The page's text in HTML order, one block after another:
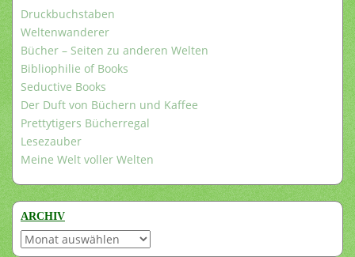
Druckbuchstaben
Weltenwanderer
Bücher – Seiten zu anderen Welten
Bibliophilie of Books
Seductive Books
Der Duft von Büchern und Kaffee
Prettytigers Bücherregal
Lesezauber
Meine Welt voller Welten
ARCHIV
Archiv